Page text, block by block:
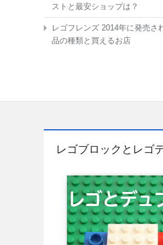
ストと最安ショップは？
レゴフレンズ 2014年に発売さ
品の種類と買えるお店
レゴブロックとレゴ